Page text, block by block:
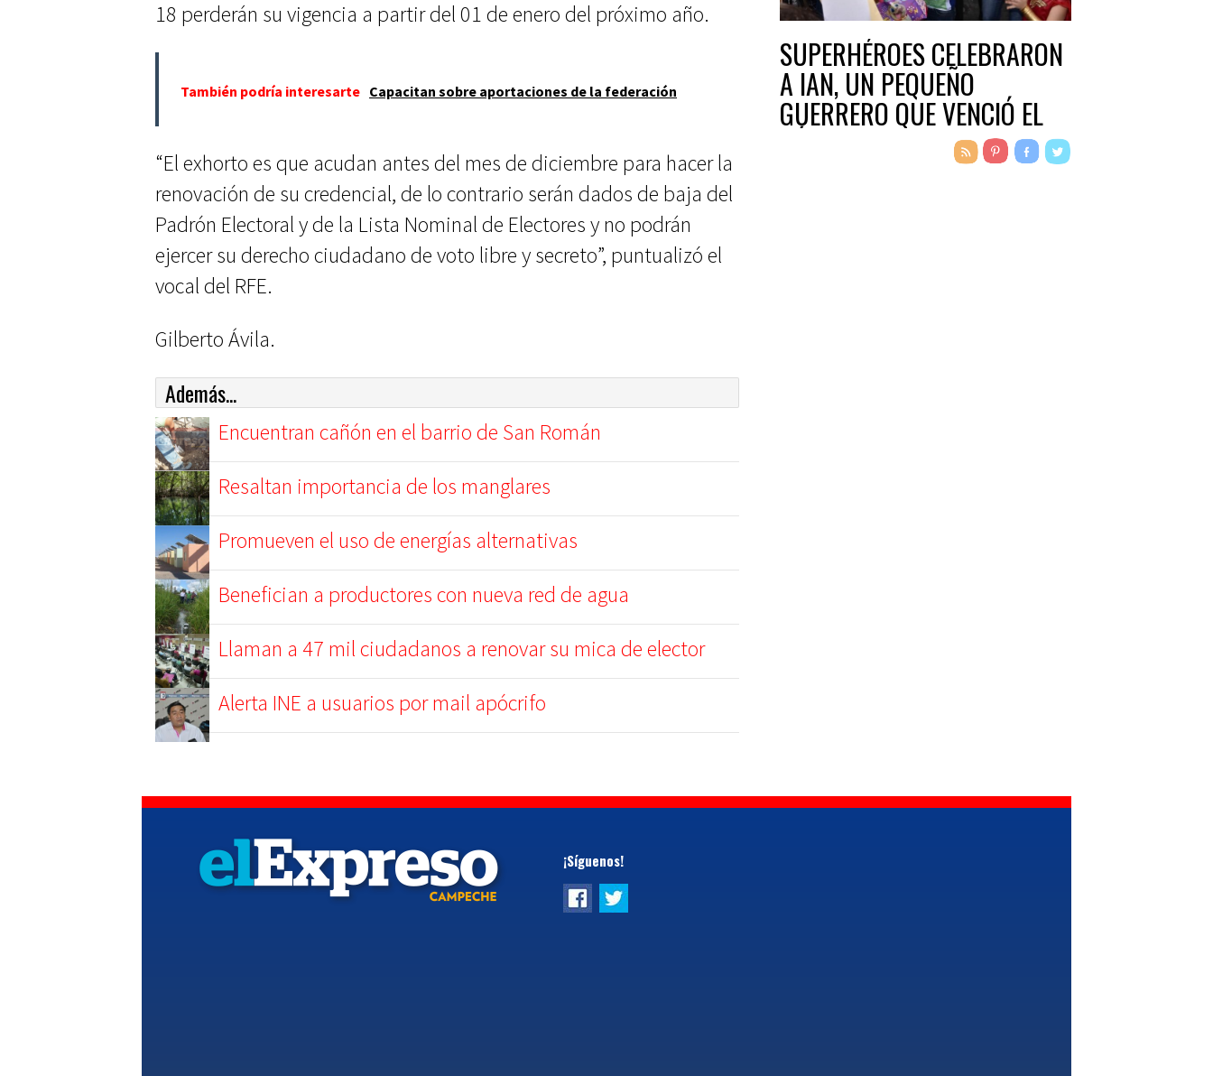
18 perderán su vigencia a partir del 01 de enero del próximo año.
También podría interesarte Capacitan sobre aportaciones de la federación
“El exhorto es que acudan antes del mes de diciembre para hacer la
renovación de su credencial, de lo contrario serán dados de baja del
Padrón Electoral y de la Lista Nominal de Electores y no podrán
ejercer su derecho ciudadano de voto libre y secreto”, puntualizó el
vocal del RFE.
Gilberto Ávila.
Además...
Encuentran cañón en el barrio de San Román
Resaltan importancia de los manglares
Promueven el uso de energías alternativas
Benefician a productores con nueva red de agua
Llaman a 47 mil ciudadanos a renovar su mica de elector
Alerta INE a usuarios por mail apócrifo
SUPERHÉROES CELEBRARON
A IAN, UN PEQUEÑO
GUERRERO QUE VENCIÓ EL
¡Síguenos!